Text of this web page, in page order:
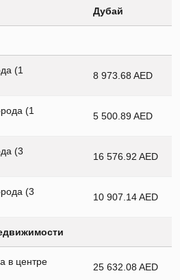
Дубай
(1
8 973.68 AED
(1
5 500.89 AED
(3
16 576.92 AED
(3
10 907.14 AED
в центре
25 632.08 AED